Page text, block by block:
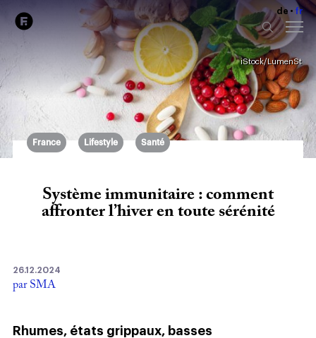
de fr
iStock/LumenSt
France Lifestyle Santé
Système immunitaire : comment
affronter l’hiver en toute sérénité
26.12.2024
par SMA
Rhumes, états grippaux, basses